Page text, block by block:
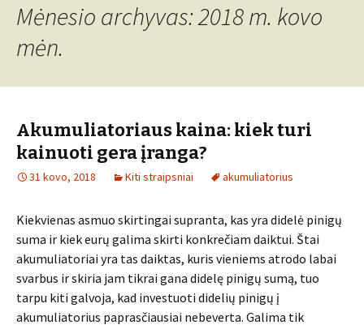
Mėnesio archyvas: 2018 m. kovo
mėn.
Akumuliatoriaus kaina: kiek turi
kainuoti gera įranga?
31 kovo, 2018 Kiti straipsniai akumuliatorius
Kiekvienas asmuo skirtingai supranta, kas yra didelė pinigų
suma ir kiek eurų galima skirti konkrečiam daiktui. Štai
akumuliatoriai yra tas daiktas, kuris vieniems atrodo labai
svarbus ir skiria jam tikrai gana didelę pinigų sumą, tuo
tarpu kiti galvoja, kad investuoti didelių pinigų į
akumuliatorius paprasčiausiai nebeverta. Galima tik